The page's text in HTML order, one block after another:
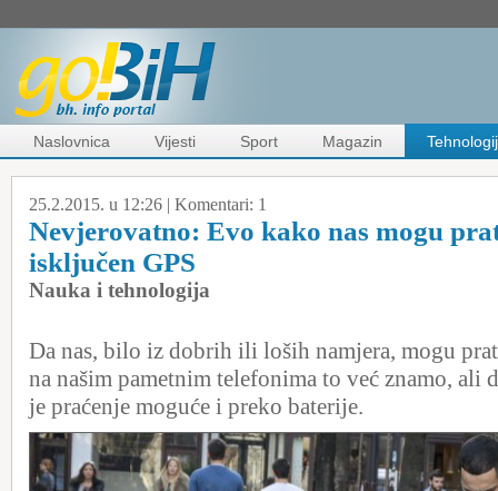
Naslovnica Vijesti Sport Magazin
25.2.2015. u 12:26 | Komentari: 1
Nevjerovatno: Evo kako nas mogu
isključen GPS
Nauka i tehnologija
Da nas, bilo iz dobrih ili loših namjera, mogu
na našim pametnim telefonima to već znamo, ali
je praćenje moguće i preko baterije.